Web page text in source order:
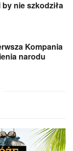
nie szkodziła
Kompania
narodu